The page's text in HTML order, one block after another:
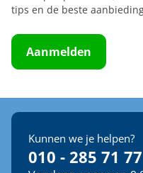
tips en de beste
Aanmelden
Kunnen we je helpen?
010 - 285 71 77